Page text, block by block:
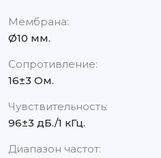
Мембрана:
Ø10 мм.
Сопротивление:
16±3 Ом.
Чувствительность:
96±3 дБ./1 кГц.
Диапазон частот: